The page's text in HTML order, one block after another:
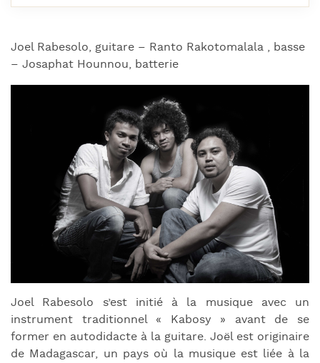
Joel Rabesolo, guitare – Ranto Rakotomalala , basse
– Josaphat Hounnou, batterie
Joel Rabesolo s’est initié à la musique avec un
instrument traditionnel « Kabosy » avant de se
former en autodidacte à la guitare. Joël est originaire
de Madagascar, un pays où la musique est liée à la